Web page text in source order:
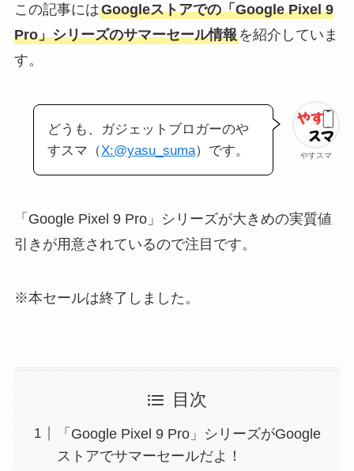
この記事にはGoogleストアでの「Google Pixel 9
Pro」シリーズのサマーセール情報を紹介していま
す。
やすスマ
どうも、ガジェットブロガーのや
すスマ（X:@yasu_suma）です。
「Google Pixel 9 Pro」シリーズが大きめの実質値
引きが用意されているので注目です。
※本セールは終了しました。
目次
「Google Pixel 9 Pro」シリーズがGoogle
ストアでサマーセールだよ！